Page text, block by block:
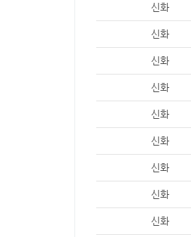
신화
신화
신화
신화
신화
신화
신화
신화
신화